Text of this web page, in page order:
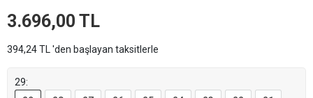
3.696,00 TL
394,24 TL 'den başlayan taksitlerle
29: